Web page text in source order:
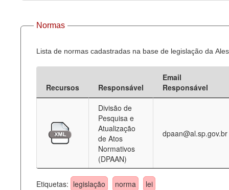
Normas
Lista de normas cadastradas na base de legislação da
Recursos Responsável
Email
Responsável
Divisão de
Pesquisa e
Atualização
de Atos
Normativos
(DPAAN)
dpaan@al.sp.gov.br
Etiquetas: legislação norma lei